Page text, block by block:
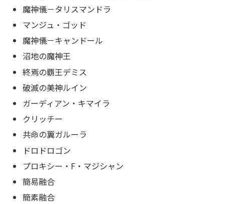
魔神儀－タリスマンドラ
マンジュ・ゴッド
魔神儀－キャンドール
沼地の魔神王
終焉の覇王デミス
破滅の美神ルイン
ガーディアン・キマイラ
クリッチー
共命の翼ガルーラ
ドロドロゴン
プロキシー・F・マジシャン
簡易融合
簡素融合